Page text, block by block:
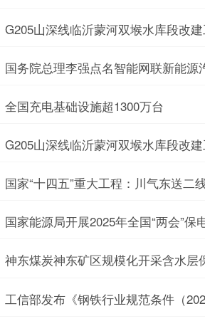
G205山深线临沂蒙河双堠水库段改
国务院总理李强点名智能网联新能源
全国充电基础设施超1300万台
G205山深线临沂蒙河双堠水库段改
国家“十四五”重大工程：川气东送二
国家能源局开展2025年全国“两会”保
神东煤炭神东矿区规模化开采含水层
工信部发布《钢铁行业规范条件（